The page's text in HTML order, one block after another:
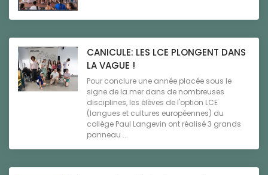
CANICULE: LES LCE PLONGENT DANS
LA VAGUE !
Pour conclure une année placée sous le
signe de la mer dans de nombreuses
disciplines, les élèves de l'option LCE
(langues et cultures européennes) du
collège Paul Langevin ont réalisé 3 grands
panneau ...